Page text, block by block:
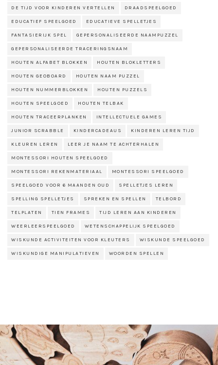
DE TIJD VOOR KINDEREN VERTELLEN DRAADSPEELGOED
EDUCATIEF SPEELGOED EDUCATIEVE SPELLETJES
FANTASIERIJK SPEL GEPERSONALISEERDE NAAMPUZZEL
GEPERSONALISEERDE TRACERINGSNAAM
HOUTEN ALFABET BLOKKEN HOUTEN BLOKLETTERS
HOUTEN GEOBOARD HOUTEN NAAM PUZZEL
HOUTEN NUMMERBLOKKEN HOUTEN PUZZELS
HOUTEN SPEELGOED HOUTEN TELBAK
HOUTEN TRACEERPLANKEN INTELLECTUELE GAMES
JUNIOR SCRABBLE KINDERCADEAUS KINDEREN LEREN TIJD
KLEUREN LEREN LEER JE NAAM TE ACHTERHALEN
MONTESSORI HOUTEN SPEELGOED
MONTESSORI REKENMATERIAAL MONTESSORI SPEELGOED
SPEELGOED VOOR 6 MAANDEN OUD SPELLETJES LEREN
SPELLING SPELLETJES SPREKEN EN SPELLEN TELBORD
TELPLATEN TIEN FRAMES TIJD LEREN AAN KINDEREN
WEERLEERSPEELGOED WETENSCHAPPELIJK SPEELGOED
WISKUNDE ACTIVITEITEN VOOR KLEUTERS WISKUNDE SPEELGOED
WISKUNDIGE MANIPULATIEVEN WOORDEN SPELLEN